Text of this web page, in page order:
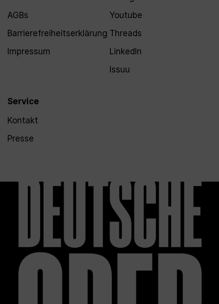
AGBs
Barrierefreiheitserklärung
Impressum
Service
Kontakt
Presse
Youtube
Threads
LinkedIn
Issuu